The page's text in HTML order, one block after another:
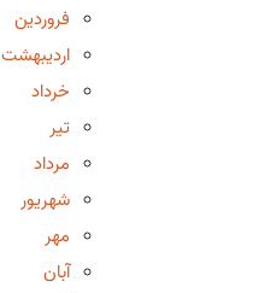
فروردین
اردیبهشت
خرداد
تیر
مرداد
شهریور
مهر
آبان